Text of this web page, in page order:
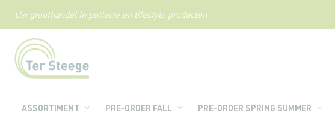
Uw groothandel in potterie en lifestyle producten
Ga
naar
de
inhoud
ASSORTIMENT PRE-ORDER FALL PRE-ORDER SPRING SUMMER